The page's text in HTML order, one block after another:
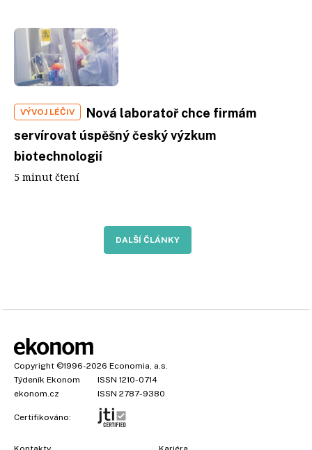
VÝVOJ LÉČIV
Nová laboratoř chce firmám
servírovat úspěšný český výzkum
biotechnologií
5 minut čtení
DALŠÍ ČLÁNKY
Copyright ©1996-2026 Economia, a.s.
Týdeník Ekonom
ISSN 1210-0714
ekonom.cz
ISSN 2787-9380
Certifikováno: